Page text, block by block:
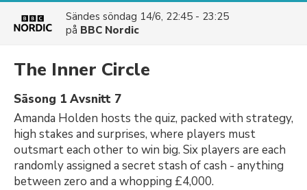
Sändes söndag 14/6, 22:45 - 23:25
på BBC Nordic
The Inner Circle
Säsong 1 Avsnitt 7
Amanda Holden hosts the quiz, packed with strategy,
high stakes and surprises, where players must
outsmart each other to win big. Six players are each
randomly assigned a secret stash of cash - anything
between zero and a whopping £4,000.